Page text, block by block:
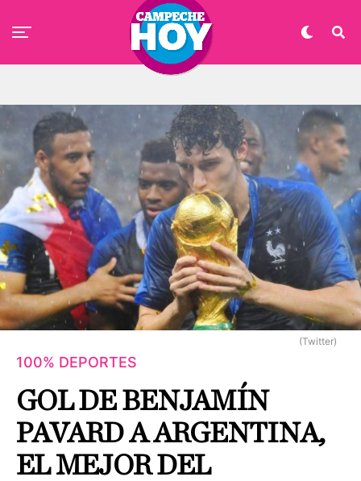
(Twitter)
100% DEPORTES
GOL DE BENJAMÍN
PAVARD A ARGENTINA,
EL MEJOR DEL